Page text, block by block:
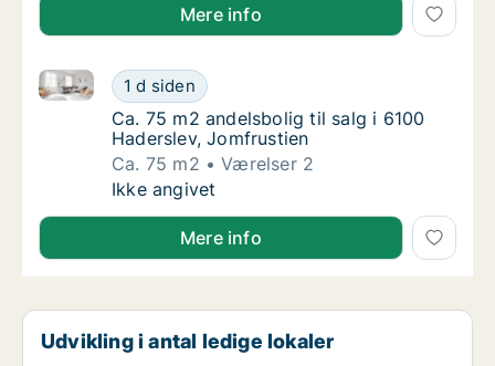
Mere info
Ca. 75 m2 andelsbolig til salg i 6100
1 d siden
Ca. 75 m2 andelsbolig til salg i 6100 Haderslev,
Ca. 75 m2 andelsbolig til salg i 6100
Ca. 75 m2 andelsbolig til salg i 6100
Haderslev, Jomfrustien
Ca. 75 m2
Værelser 2
Ca. 75 m2 andelsbolig til salg i 6100
Ikke angivet
Mere info
Udvikling i antal ledige lokaler